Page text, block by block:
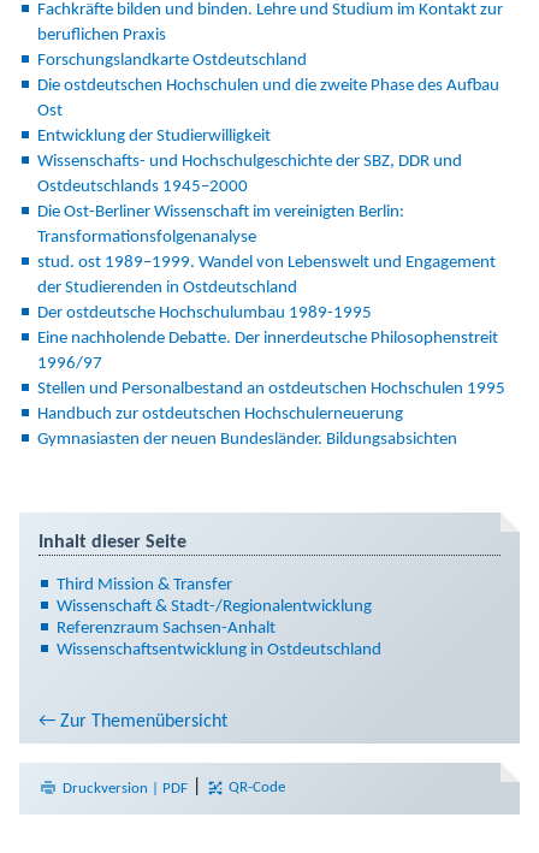
Fachkräfte bilden und binden. Lehre und Studium im Kontakt zur
beruflichen Praxis
Forschungslandkarte Ostdeutschland
Die ostdeutschen Hochschulen und die zweite Phase des Aufbau
Ost
Entwicklung der Studierwilligkeit
Wissenschafts- und Hochschulgeschichte der SBZ, DDR und
Ostdeutschlands 1945–2000
Die Ost-Berliner Wissenschaft im vereinigten Berlin:
Transformationsfolgenanalyse
stud. ost 1989–1999. Wandel von Lebenswelt und Engagement
der Studierenden in Ostdeutschland
Der ostdeutsche Hochschulumbau 1989-1995
Eine nachholende Debatte. Der innerdeutsche Philosophenstreit
1996/97
Stellen und Personalbestand an ostdeutschen Hochschulen 1995
Handbuch zur ostdeutschen Hochschulerneuerung
Gymnasiasten der neuen Bundesländer. Bildungsabsichten
Inhalt dieser Seite
Third Mission & Transfer
Wissenschaft & Stadt-/Regionalentwicklung
Referenzraum Sachsen-Anhalt
Wissenschaftsentwicklung in Ostdeutschland
← Zur Themenübersicht
Druckversion | PDF QR-Code